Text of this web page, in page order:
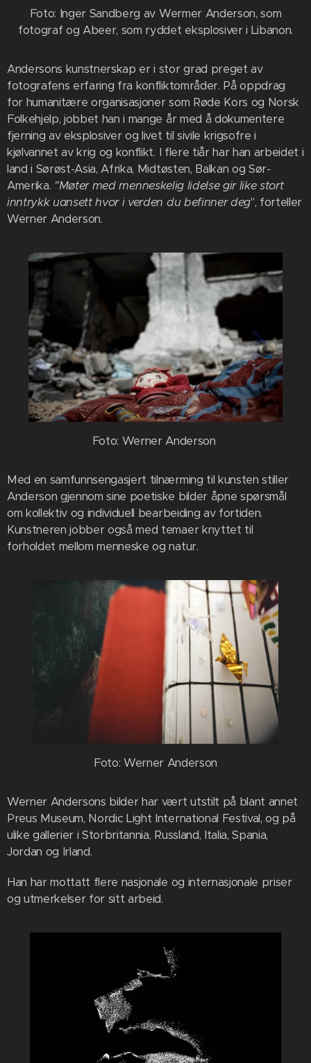
Foto: Inger Sandberg av Wermer Anderson, som
fotograf og Abeer, som ryddet eksplosiver i Libanon.
Andersons kunstnerskap er i stor grad preget av
fotografens erfaring fra konfliktområder. På oppdrag
for humanitære organisasjoner som Røde Kors og Norsk
Folkehjelp, jobbet han i mange år med å dokumentere
fjerning av eksplosiver og livet til sivile krigsofre i
kjølvannet av krig og konflikt. I flere tiår har han arbeidet i
land i Sørøst-Asia, Afrika, Midtøsten, Balkan og Sør-
Amerika. "Møter med menneskelig lidelse gir like stort
inntrykk uansett hvor i verden du befinner deg", forteller
Werner Anderson.
Foto: Werner Anderson
Med en samfunnsengasjert tilnærming til kunsten stiller
Anderson gjennom sine poetiske bilder åpne spørsmål
om kollektiv og individuell bearbeiding av fortiden.
Kunstneren jobber også med temaer knyttet til
forholdet mellom menneske og natur.
Foto: Werner Anderson
Werner Andersons bilder har vært utstilt på blant annet
Preus Museum, Nordic Light International Festival, og på
ulike gallerier i Storbritannia, Russland, Italia, Spania,
Jordan og Irland.
Han har mottatt flere nasjonale og internasjonale priser
og utmerkelser for sitt arbeid.